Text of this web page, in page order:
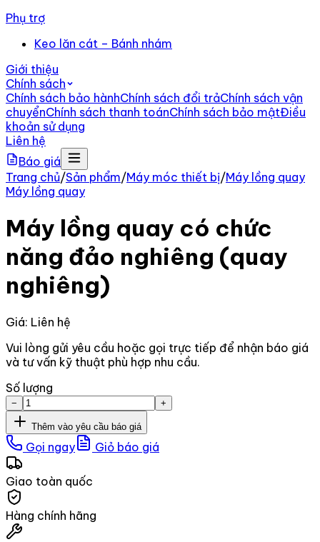
Phụ trợ
Keo lăn cát – Bánh nhám
Giới thiệu
Chính sách
Chính sách bảo hànhChính sách đổi trảChính sách vận
chuyểnChính sách thanh toánChính sách bảo mậtĐiều
khoản sử dụng
Liên hệ
Báo giá
Trang chủ/Sản phẩm/Máy móc thiết bị/Máy lồng quay
Máy lồng quay
Máy lồng quay có chức
năng đảo nghiêng (quay
nghiêng)
Giá: Liên hệ
Vui lòng gửi yêu cầu hoặc gọi trực tiếp để nhận báo giá
và tư vấn kỹ thuật phù hợp nhu cầu.
Số lượng
− +
Thêm vào yêu cầu báo giá
Gọi ngay Giỏ báo giá
Giao toàn quốc
Hàng chính hãng